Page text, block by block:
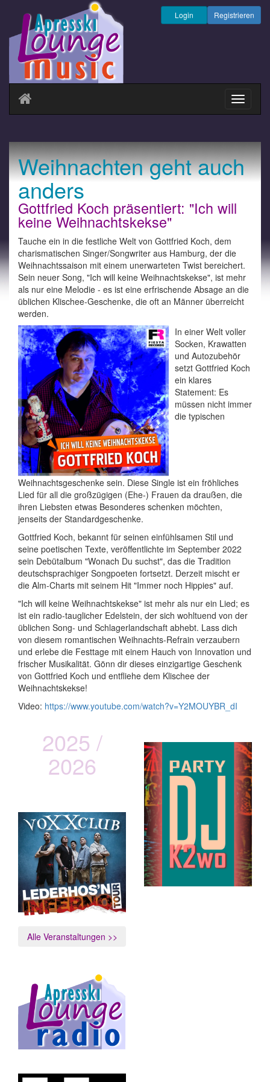
Registrieren
Login
ein-/
Weihnachten geht auch
anders
Gottfried Koch präsentiert: "Ich will
keine Weihnachtskekse"
Tauche ein in die festliche Welt von Gottfried Koch, dem
charismatischen Singer/Songwriter aus Hamburg, der die
Weihnachtssaison mit einem unerwarteten Twist bereichert.
Sein neuer Song, "Ich will keine Weihnachtskekse", ist mehr
als nur eine Melodie - es ist eine erfrischende Absage an die
üblichen Klischee-Geschenke, die oft an Männer überreicht
werden.
In einer Welt voller
Socken, Krawatten
und Autozubehör
setzt Gottfried Koch
ein klares
Statement: Es
müssen nicht immer
die typischen
Weihnachtsgeschenke sein. Diese Single ist ein fröhliches
Lied für all die großzügigen (Ehe-) Frauen da draußen, die
ihren Liebsten etwas Besonderes schenken möchten,
jenseits der Standardgeschenke.
Gottfried Koch, bekannt für seinen einfühlsamen Stil und
seine poetischen Texte, veröffentlichte im September 2022
sein Debütalbum "Wonach Du suchst", das die Tradition
deutschsprachiger Songpoeten fortsetzt. Derzeit mischt er
die Alm-Charts mit seinem Hit "Immer noch Hippies" auf.
"Ich will keine Weihnachtskekse" ist mehr als nur ein Lied; es
ist ein radio-tauglicher Edelstein, der sich wohltuend von der
üblichen Song- und Schlagerlandschaft abhebt. Lass dich
von diesem romantischen Weihnachts-Refrain verzaubern
und erlebe die Festtage mit einem Hauch von Innovation und
frischer Musikalität. Gönn dir dieses einzigartige Geschenk
von Gottfried Koch und entfliehe dem Klischee der
Weihnachtskekse!
Video: https://www.youtube.com/watch?v=Y2MOUYBR_dI
2025 /
2026
Alle Veranstaltungen >>